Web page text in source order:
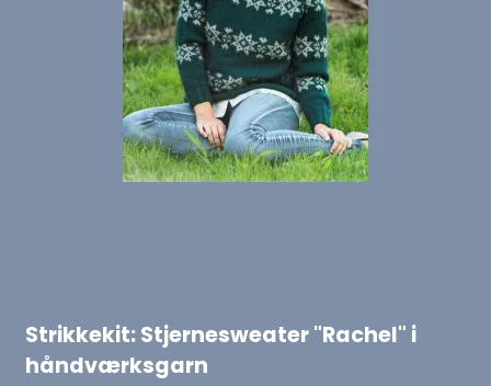
Strikkekit: Stjernesweater "Rachel" i
håndværksgarn